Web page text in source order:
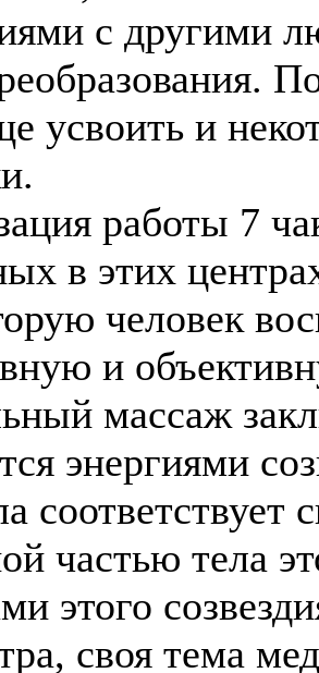
с другими
усвоить и
работы 7
в этих
человек
и
массаж
энергиями
соответствует
частью тела
этого
своя тема